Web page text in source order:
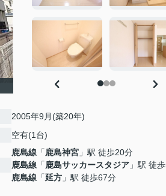
2005年9月(築20年)
空有(1台)
鹿島線 「 鹿島神宮 」駅 徒歩20分
鹿島線 「 鹿島サッカースタジア 」駅 徒
鹿島線 「延方 」駅 徒歩67分